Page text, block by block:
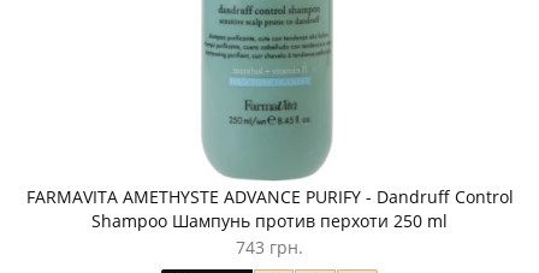
FARMAVITA AMETHYSTE ADVANCE PURIFY - Dandruff Control
Shampoo Шампунь против перхоти 250 ml
743 грн.